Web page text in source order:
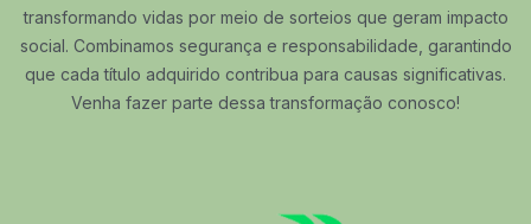
transformando vidas por meio de sorteios que geram impacto
social. Combinamos segurança e responsabilidade, garantindo
que cada título adquirido contribua para causas significativas.
Venha fazer parte dessa transformação conosco!